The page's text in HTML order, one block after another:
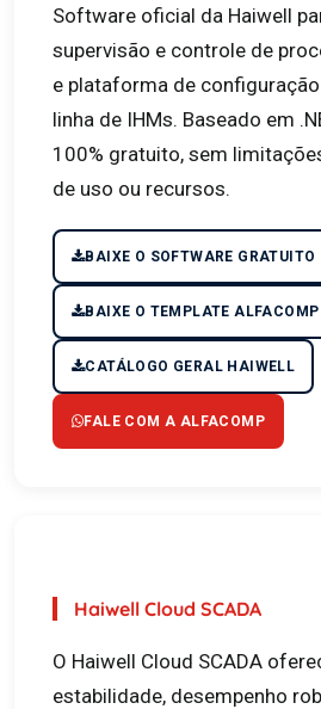
Software oficial da Haiwell
supervisão e controle de
e plataforma de
linha de IHMs. Baseado em
100% gratuito, sem
de uso ou recursos.
BAIXE O SOFTWARE GRATUITO
BAIXE O TEMPLATE ALFACOMP
CATÁLOGO GERAL HAIWELL
FALE COM A ALFACOMP
Haiwell Cloud SCADA
O Haiwell Cloud SCADA
estabilidade, desempenho